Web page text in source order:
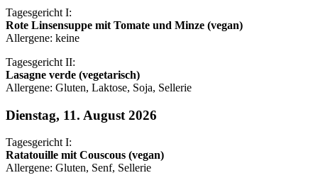
Tagesgericht I:
Rote Linsensuppe mit Tomate und Minze (vegan)
Allergene: keine
Tagesgericht II:
Lasagne verde (vegetarisch)
Allergene: Gluten, Laktose, Soja, Sellerie
Dienstag, 11. August 2026
Tagesgericht I:
Ratatouille mit Couscous (vegan)
Allergene: Gluten, Senf, Sellerie